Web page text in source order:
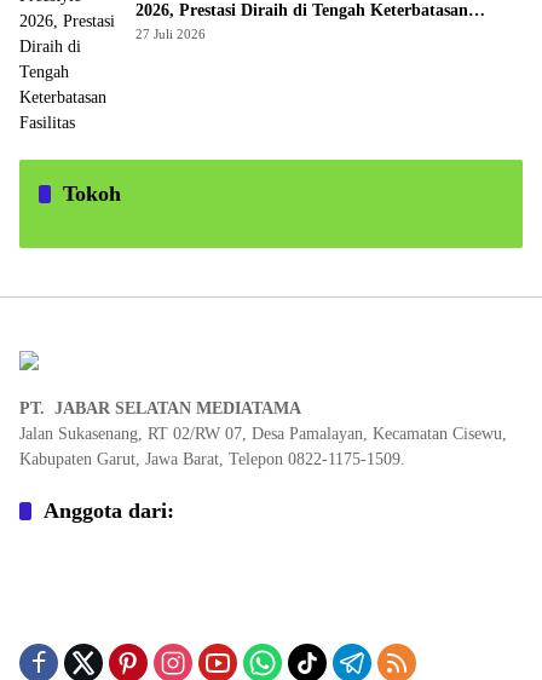
2026, Prestasi Diraih di Tengah Keterbatasan
Fasilitas
27 Juli 2026
Tokoh
PT. JABAR SELATAN MEDIATAMA
Jalan Sukasenang, RT 02/RW 07, Desa Pamalayan, Kecamatan Cisewu,
Kabupaten Garut, Jawa Barat, Telepon 0822-1175-1509.
Anggota dari: